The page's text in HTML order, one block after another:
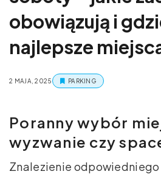
obowiązują i
najlepsze
2 MAJA, 2025 PARKING
Poranny wybór
wyzwanie czy
Znalezienie odpowiedniego